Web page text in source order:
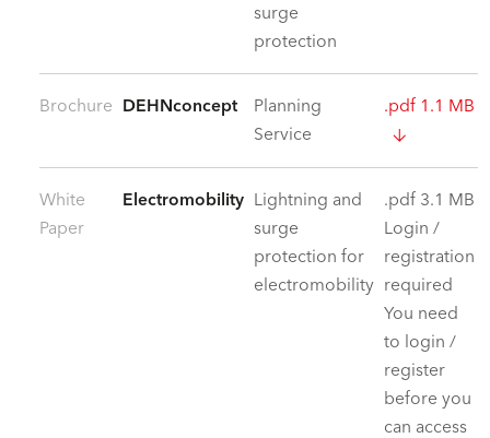
surge
protection
Brochure DEHNconcept
Planning
Service
.pdf 1.1 MB
White
Paper
Electromobility Lightning and
surge
protection for
electromobility
.pdf 3.1 MB
Login /
registration
required
You need
to login /
register
before you
can access